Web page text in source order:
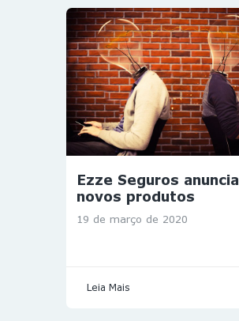
Ezze Seguros anuncia
novos produtos
19 de março de 2020
Leia Mais